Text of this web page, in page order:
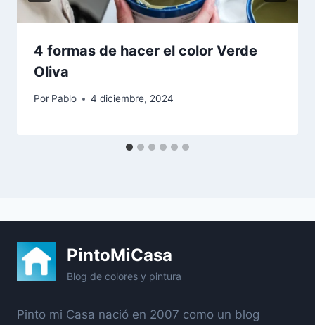
4 formas de hacer el color Verde
Oliva
Por Pablo 4 diciembre, 2024
PintoMiCasa
Blog de colores y pintura
Pinto mi Casa nació en 2007 como un blog